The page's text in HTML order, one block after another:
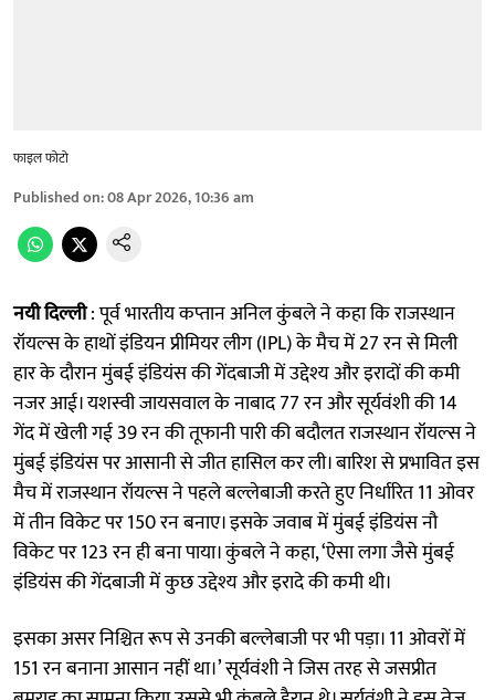
फाइल फोटो
Published on:08 Apr 2026, 10:36 am
नयी दिल्ली: पूर्व भारतीय कप्तान अनिल कुंबले ने कहा कि राजस्थान
रॉयल्स के हाथों इंडियन प्रीमियर लीग (IPL) के मैच में 27 रन से मिली
हार के दौरान मुंबई इंडियंस की गेंदबाजी में उद्देश्य और इरादों की कमी
नजर आई। यशस्वी जायसवाल के नाबाद 77 रन और सूर्यवंशी की 14
गेंद में खेली गई 39 रन की तूफानी पारी की बदौलत राजस्थान रॉयल्स ने
मुंबई इंडियंस पर आसानी से जीत हासिल कर ली। बारिश से प्रभावित इस
मैच में राजस्थान रॉयल्स ने पहले बल्लेबाजी करते हुए निर्धारित 11 ओवर
में तीन विकेट पर 150 रन बनाए। इसके जवाब में मुंबई इंडियंस नौ
विकेट पर 123 रन ही बना पाया। कुंबले ने कहा, ‘ऐसा लगा जैसे मुंबई
इंडियंस की गेंदबाजी में कुछ उद्देश्य और इरादे की कमी थी।
इसका असर निश्चित रूप से उनकी बल्लेबाजी पर भी पड़ा। 11 ओवरों में
151 रन बनाना आसान नहीं था।’ सूर्यवंशी ने जिस तरह से जसप्रीत